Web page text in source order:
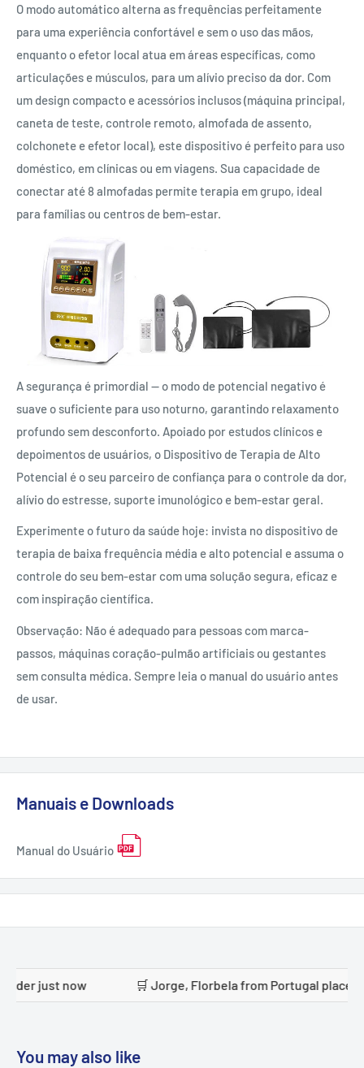
O modo automático alterna as frequências perfeitamente
para uma experiência confortável e sem o uso das mãos,
enquanto o efetor local atua em áreas específicas, como
articulações e músculos, para um alívio preciso da dor. Com
um design compacto e acessórios inclusos (máquina principal,
caneta de teste, controle remoto, almofada de assento,
colchonete e efetor local), este dispositivo é perfeito para uso
doméstico, em clínicas ou em viagens. Sua capacidade de
conectar até 8 almofadas permite terapia em grupo, ideal
para famílias ou centros de bem-estar.
A segurança é primordial — o modo de potencial negativo é
suave o suficiente para uso noturno, garantindo relaxamento
profundo sem desconforto. Apoiado por estudos clínicos e
depoimentos de usuários, o Dispositivo de Terapia de Alto
Potencial é o seu parceiro de confiança para o controle da dor,
alívio do estresse, suporte imunológico e bem-estar geral.
Experimente o futuro da saúde hoje: invista no dispositivo de
terapia de baixa frequência média e alto potencial e assuma o
controle do seu bem-estar com uma solução segura, eficaz e
com inspiração científica.
Observação: Não é adequado para pessoas com marca-
passos, máquinas coração-pulmão artificiais ou gestantes
sem consulta médica. Sempre leia o manual do usuário antes
de usar.
Manuais e Downloads
Manual do Usuário
🛒 Jorge, Florbela from Portugal placed an order
You may also like